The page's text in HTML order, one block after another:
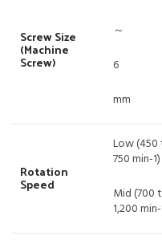
Screw Size
(Machine
Screw)
～
6
mm
Rotation
Speed
Low
750 min-1)
Mid (700
1,200